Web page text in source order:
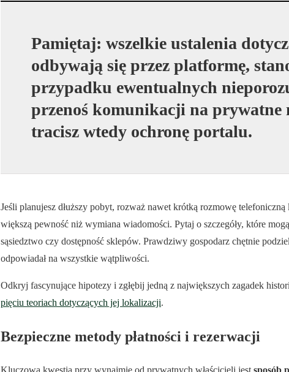
Pamiętaj: wszelkie ustalenia
odbywają się przez platformę,
przypadku ewentualnych
przenoś komunikacji na prywatne
tracisz wtedy ochronę portalu.
Jeśli planujesz dłuższy pobyt, rozważ nawet krótką rozmowę
większą pewność niż wymiana wiadomości. Pytaj o szczegóły, które
sąsiedztwo czy dostępność sklepów. Prawdziwy gospodarz chętnie
odpowiadał na wszystkie wątpliwości.
Odkryj fascynujące hipotezy i zgłębij jedną z największych zagadek
pięciu teoriach dotyczących jej lokalizacji.
Bezpieczne metody płatności i rezerwacji
Kluczową kwestią przy wynajmie od prywatnych właścicieli jest sposób